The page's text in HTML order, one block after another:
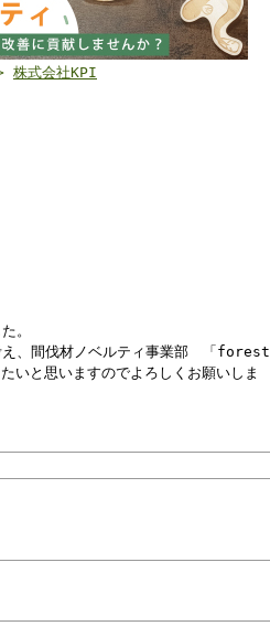
株式会社KPI
。
え、間伐材ノベルティ事業部 「forest
と思いますのでよろしくお願いしま